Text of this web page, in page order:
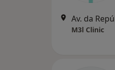
M3l Clinic